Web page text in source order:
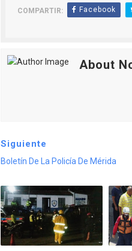
COMPARTIR: Facebook
About
Siguiente
Boletín De La Policía De Mérida